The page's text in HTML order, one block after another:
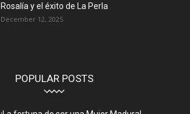
Rosalía y el éxito de La Perla
December 12, 2025
POPULAR POSTS